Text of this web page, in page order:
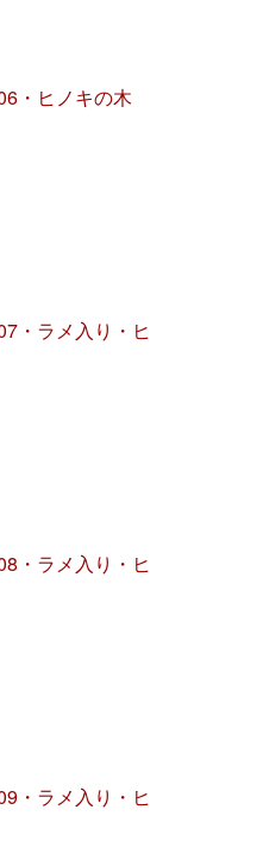
・ヒノキの木
・ラメ入り・ヒ
・ラメ入り・ヒ
・ラメ入り・ヒ